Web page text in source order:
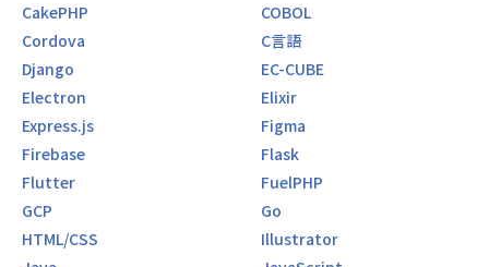
CakePHP
COBOL
Cordova
C言語
Django
EC-CUBE
Electron
Elixir
Express.js
Figma
Firebase
Flask
Flutter
FuelPHP
GCP
Go
HTML/CSS
Illustrator